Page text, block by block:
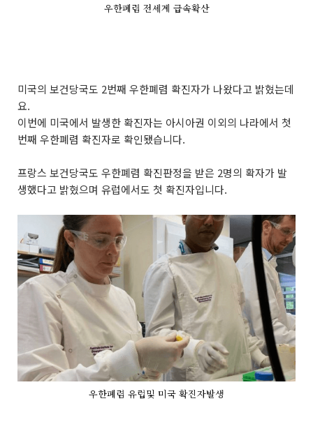
우한폐렴 전세계 급속확산
미국의 보건당국도 2번째 우한폐렴 확진자가 나왔다고 밝혔는데
요.
이번에 미국에서 발생한 확진자는 아시아권 이외의 나라에서 첫
번째 우한폐렴 확진자로 확인됐습니다.
프랑스 보건당국도 우한폐렴 확진판정을 받은 2명의 확자가 발
생했다고 밝혔으며 유럽에서도 첫 확진자입니다.
우한폐렴 유럽및 미국 확진자발생